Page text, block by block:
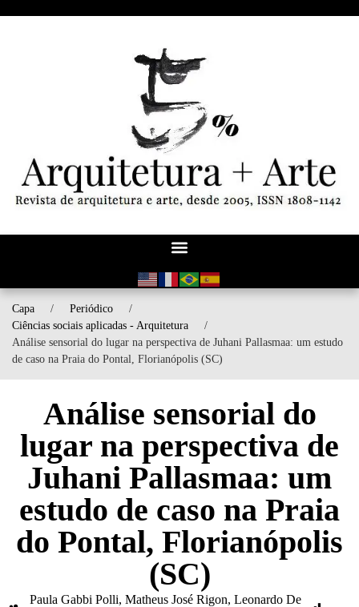
Capa / Periódico
/
Ciências sociais aplicadas - Arquitetura
/
Análise sensorial do lugar na perspectiva de Juhani Pallasmaa: um estudo
de caso na Praia do Pontal, Florianópolis (SC)
Análise sensorial do
lugar na perspectiva de
Juhani Pallasmaa: um
estudo de caso na Praia
do Pontal, Florianópolis
(SC)
Paula Gabbi Polli, Matheus José Rigon, Leonardo De